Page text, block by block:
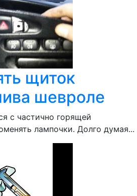
щиток
шевроле
с частично горящей
лампочки. Долго думая...